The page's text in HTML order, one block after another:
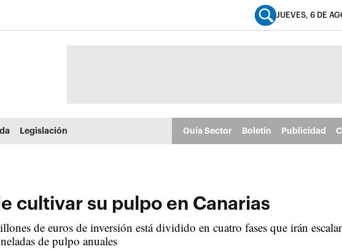
JUEVES, 6 DE
Legislación Guía Sector Boletín Publicidad
cultivar su pulpo en Canarias
de euros de inversión está dividido en cuatro fases que irán
de pulpo anuales